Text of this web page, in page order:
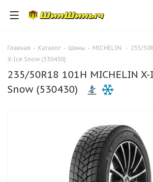
Главная - Каталог - Шины - MICHELIN - 235/
X-Ice Snow (530430)
235/50R18 101H MICHELIN X-
Snow (530430)